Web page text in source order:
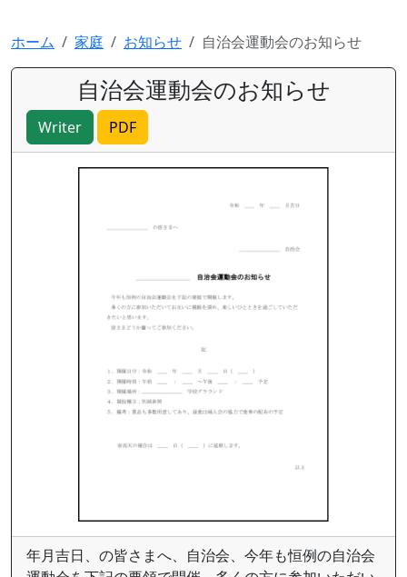
ホーム 家庭 お知らせ 自治会運動会のお知らせ
自治会運動会のお知らせ
Writer PDF
年月吉日、の皆さまへ、自治会、今年も恒例の自治会